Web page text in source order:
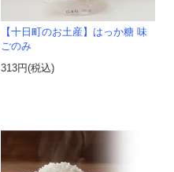
【十日町のお土産】はっか糖 味
ごのみ
313円(税込)